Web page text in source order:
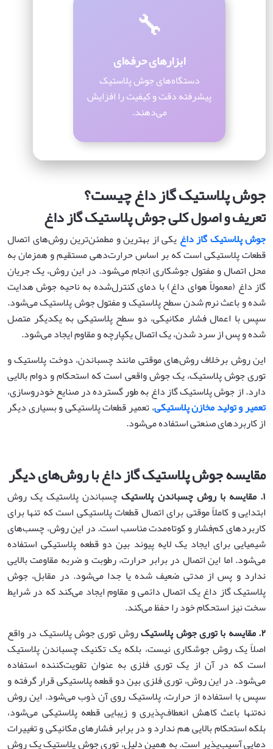
🔧
ابزارهای حرفه‌ای
دستگاه‌های جوش پلاستیک
پیشرفته دقت و کیفیت را افزایش
می‌دهند.
جوش پلاستیک گاز داغ چیست؟
تعریف و اصول کلی جوش پلاستیک گاز داغ
جوش پلاستیک گاز داغیکی از بهترین و مطمئن‌ترین روش‌های اتصال
قطعات پلاستیکی است که بر اساس حرارت‌دهی مستقیم و همزمان به
محل اتصال و مفتول جوشکاری انجام می‌شود. در این روش، یک جریان
گاز داغ (معمولاً هوای داغ) با دمای کنترل‌شده به ناحیه جوش هدایت
شده و باعث نرم شدن سطح پلاستیک و مفتول جوش پلاستیک می‌شود.
سپس با اعمال فشار مکانیکی، دو سطح پلاستیکی به یکدیگر متصل
شده و پس از سرد شدن، یک اتصال یکپارچه و مقاوم ایجاد می‌شود.
این روش برخلاف روش‌های موقتی مانند چسباندن، دوخت پلاستیک و
توری جوش پلاستیک، یک جوش واقعی است که استحکام و دوام بالایی
دارد. از جوش پلاستیک گاز داغ به طور گسترده در صنایع خودروسازی،
تعمیر و تولید مخازن پلاستیکی، تعمیر قطعات پلاستیکی و بسیاری دیگر
از کاربردهای صنعتی استفاده می‌شود.
مقایسه جوش پلاستیک گاز داغ با روش‌های دیگر
۱.مقایسه با روش چسباندن پلاستیکچسباندن پلاستیک یک روش
ابتدایی و کاملاً موقتی برای اتصال قطعات پلاستیکی است که تنها برای
کاربردهای کم‌فشار و کوتاه‌مدت مناسب است. در این روش، چسب‌های
شیمیایی برای ایجاد یک لایه پیوند بین دو قطعه پلاستیکی استفاده
می‌شود. اما این اتصال در برابر حرارت، رطوبت و ضربه مقاومت بالایی
ندارد و پس از مدتی ضعیف شده یا جدا می‌شود. در مقابل، جوش
پلاستیک گاز داغ یک اتصال دائمی و مقاوم ایجاد می‌کند که در شرایط
سخت نیز استحکام خود را حفظ می‌کند.
۲.مقایسه با توری جوش پلاستیکروش توری جوش پلاستیک در واقع
اصلاً یک روش جوشکاری نیست، بلکه یک تکنیک چسباندن پلاستیک
است که در آن از یک توری فلزی به عنوان تقویت‌کننده استفاده
می‌شود. در این روش، توری فلزی بین دو قطعه پلاستیکی قرار گرفته و
سپس با استفاده از حرارت، پلاستیک روی آن ذوب می‌شود. این روش
نه‌تنها باعث کاهش انعطاف‌پذیری و زیبایی قطعه پلاستیکی می‌شود،
بلکه استحکام بالایی هم ندارد و در برابر فشارهای مکانیکی و تغییرات
دمایی آسیب‌پذیر است. به همین دلیل، توری جوش پلاستیک یک روش